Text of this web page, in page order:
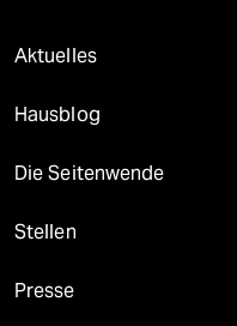
Aktuelles
Hausblog
Die Seitenwende
Stellen
Presse